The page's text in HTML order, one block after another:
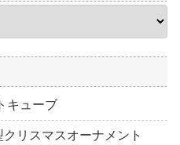
キューブ
リスマスオーナメント